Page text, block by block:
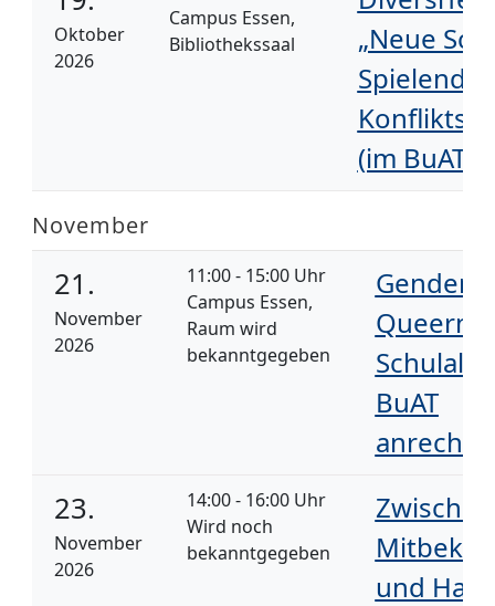
Oktober
2026
Campus Essen,
Bibliothekssaal
„Neue
Spielend
(im BuAT
November
21.
November
2026
11:00 - 15:00 Uhr
Campus Essen,
Raum wird
bekanntgegeben
Gender
BuAT
23.
November
2026
14:00 - 16:00 Uhr
Wird noch
bekanntgegeben
Zwischen
und